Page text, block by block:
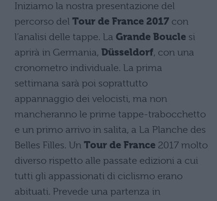
Iniziamo la nostra presentazione del
percorso del Tour de France 2017 con
l’analisi delle tappe. La Grande Boucle si
aprirà in Germania, Düsseldorf, con una
cronometro individuale. La prima
settimana sarà poi soprattutto
appannaggio dei velocisti, ma non
mancheranno le prime tappe-trabocchetto
e un primo arrivo in salita, a La Planche des
Belles Filles. Un Tour de France 2017 molto
diverso rispetto alle passate edizioni a cui
tutti gli appassionati di ciclismo erano
abituati. Prevede una partenza in